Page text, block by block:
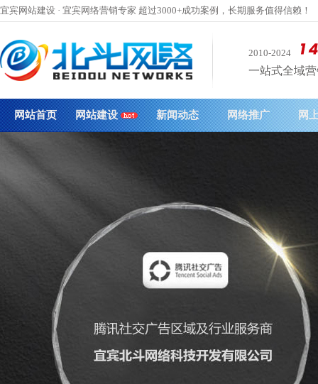
宜宾网站建设 · 宜宾网络营销专家 超过3000+成功案例，长期服务值得信赖！
2010-2024
一站式全域营
网站首页 网站建设 新闻动态 网络推广 网